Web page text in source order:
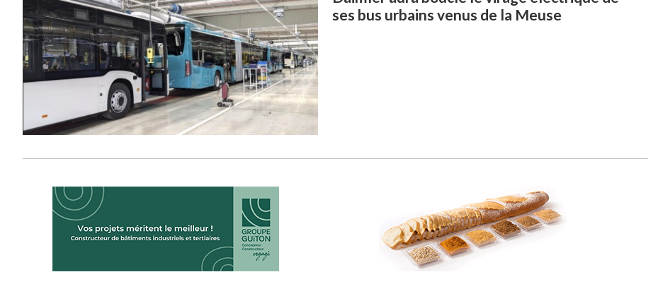
ses bus urbains venus de la Meuse